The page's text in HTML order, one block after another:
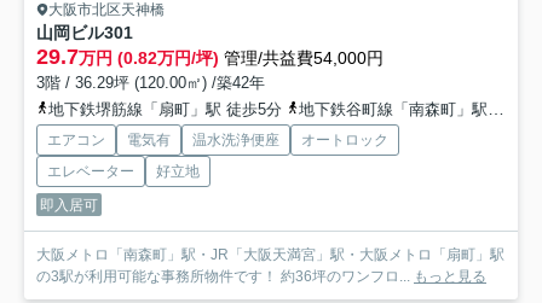
大阪市北区天神橋
山岡ビル301
29.7万円 (0.82万円/坪) 管理/共益費54,000円
3階 / 36.29坪 (120.00㎡) /築42年
地下鉄堺筋線「扇町」駅 徒歩5分
地下鉄谷町線「南森町」駅 徒歩5分
エアコン 電気有 温水洗浄便座
オートロック
エレベーター
好立地
即入居可
大阪メトロ「南森町」駅・JR「大阪天満宮」駅・大阪メトロ「扇町」駅
の3駅が利用可能な事務所物件です！ 約36坪のワンフロ... もっと見る